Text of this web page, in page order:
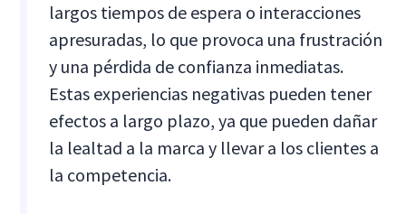
largos tiempos de espera o interacciones
apresuradas, lo que provoca una frustración
y una pérdida de confianza inmediatas.
Estas experiencias negativas pueden tener
efectos a largo plazo, ya que pueden dañar
la lealtad a la marca y llevar a los clientes a
la competencia.